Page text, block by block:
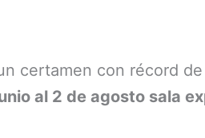
certamen con récord
al 2 de agosto sala